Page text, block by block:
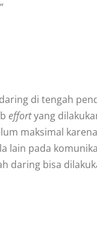
di tengah
effortyang
maksimal
lain pada
daring bisa